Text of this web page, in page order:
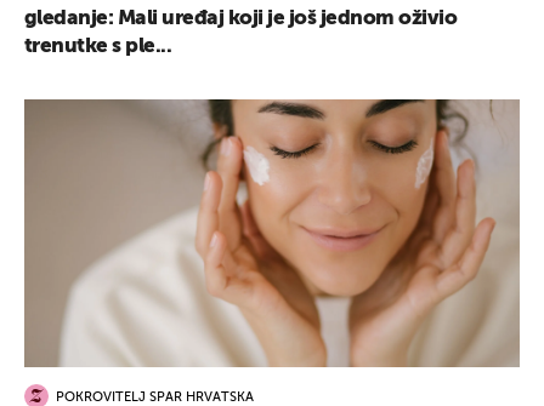
gledanje: Mali uređaj koji je još jednom oživio
trenutke s ple...
POKROVITELJ SPAR HRVATSKA